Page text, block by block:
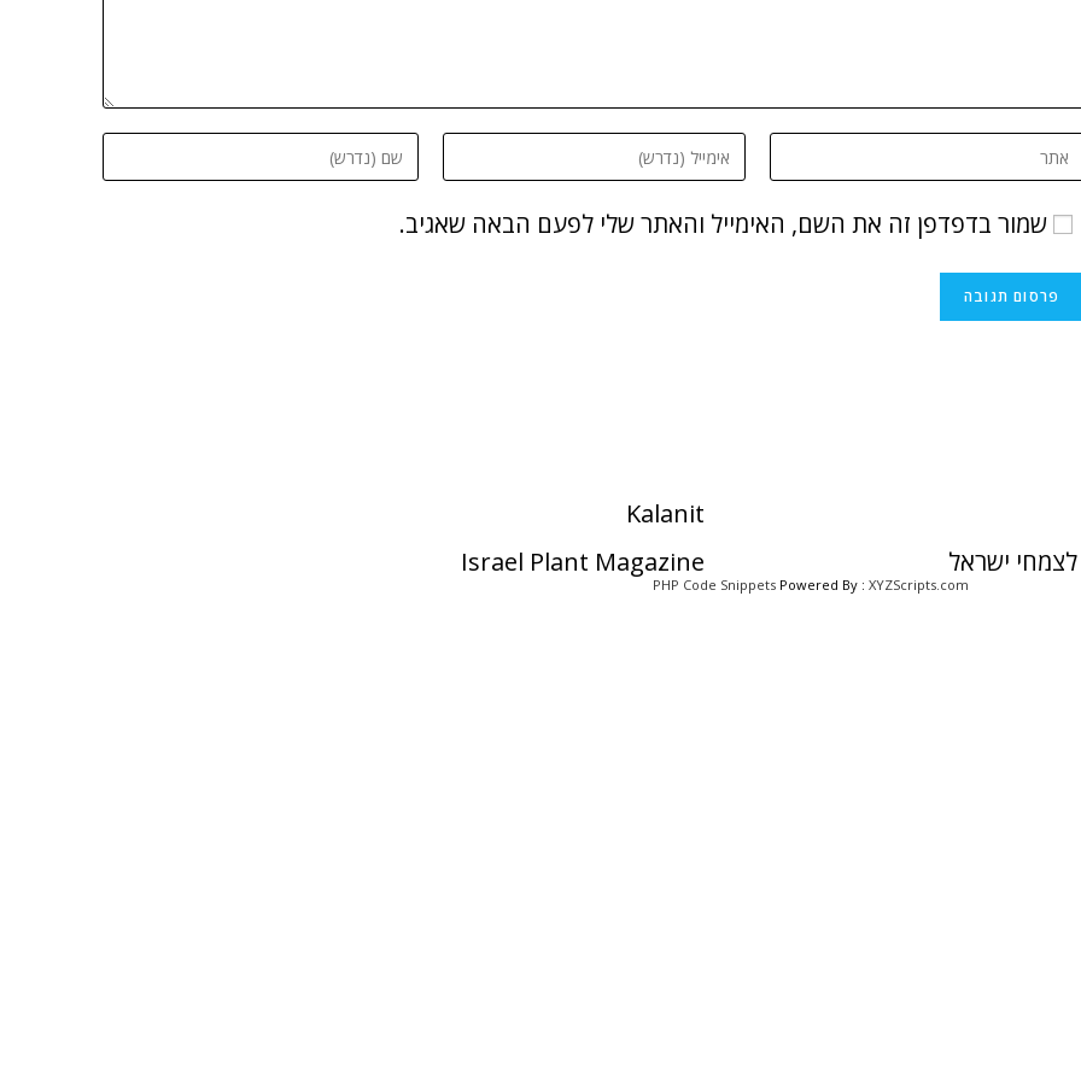
שמור בדפדפן זה את השם, האימייל והאתר שלי לפעם הבאה שאגיב.
ישראל
Kalanit
Israel Plant Magazine
PHP Code Snippets Powered By : XYZScripts.com